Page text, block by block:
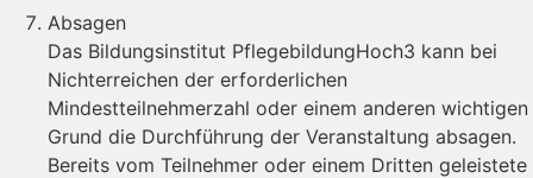
Absagen
Das Bildungsinstitut PflegebildungHoch3 kann bei
Nichterreichen der erforderlichen
Mindestteilnehmerzahl oder einem anderen wichtigen
Grund die Durchführung der Veranstaltung absagen.
Bereits vom Teilnehmer oder einem Dritten geleistete